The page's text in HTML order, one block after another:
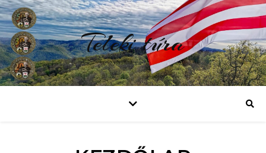
Teleki túra